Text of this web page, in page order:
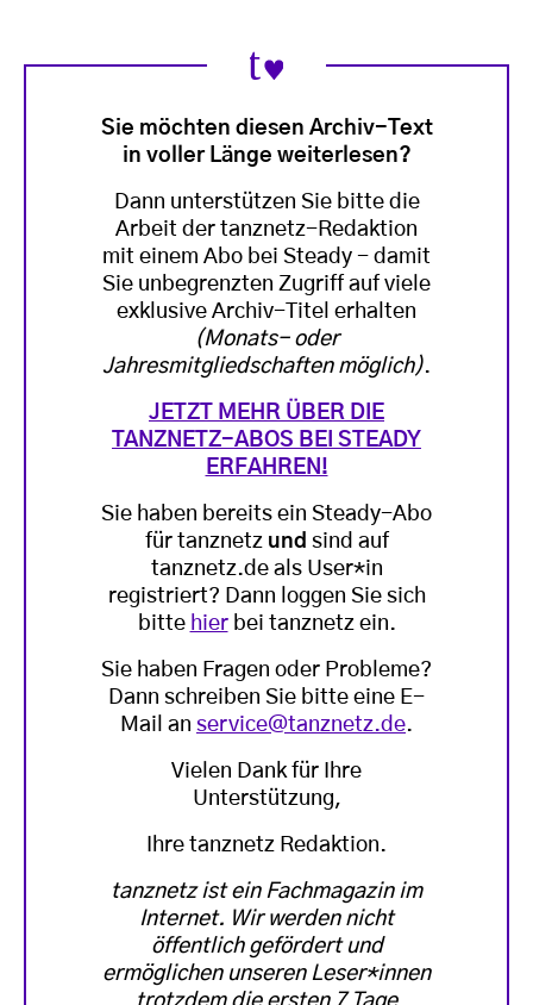
Sie möchten diesen Archiv-Text
in voller Länge weiterlesen?
Dann unterstützen Sie bitte die
Arbeit der tanznetz-Redaktion
mit einem Abo bei Steady - damit
Sie unbegrenzten Zugriff auf viele
exklusive Archiv-Titel erhalten
(Monats- oder
Jahresmitgliedschaften möglich).
JETZT MEHR ÜBER DIE
TANZNETZ-ABOS BEI STEADY
ERFAHREN!
Sie haben bereits ein Steady-Abo
für tanznetz und sind auf
tanznetz.de als User*in
registriert? Dann loggen Sie sich
bitte hierbei tanznetz ein.
Sie haben Fragen oder Probleme?
Dann schreiben Sie bitte eine E-
Mail an service@tanznetz.de.
Vielen Dank für Ihre
Unterstützung,
Ihre tanznetz Redaktion.
tanznetz ist ein Fachmagazin im
Internet. Wir werden nicht
öffentlich gefördert und
ermöglichen unseren Leser*innen